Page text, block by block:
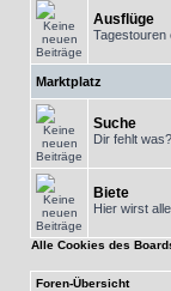
Ausflüge
Tagestouren
Marktplatz
Suche
Dir fehlt
Biete
Hier wirst
Alle Cookies des
Foren-Übersicht